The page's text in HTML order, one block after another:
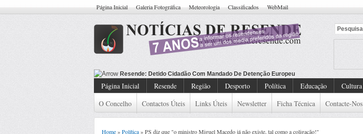
Página Inicial Galeria Fotográfica Meteorologia Classificados WebMail
Resende: Detido Cidadão Com Mandado De Detenção Europeu
Página Inicial Resende Região Desporto Política Educação Cultura
O Concelho
Contactos Úteis Links Úteis Newsletter Ficha Técnica Contacte-Nos
Home»Política» PS diz que "o ministro Miguel Macedo já não existe, tal como a coligação!"